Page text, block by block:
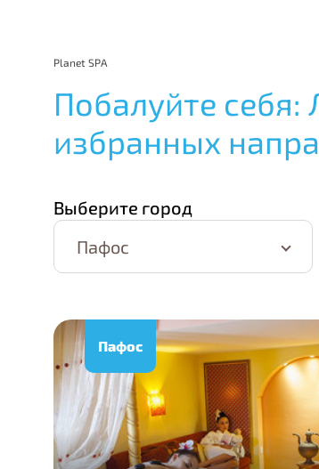
Planet SPA
Побалуйте
избранных
Выберите город
Пафос
Пафос